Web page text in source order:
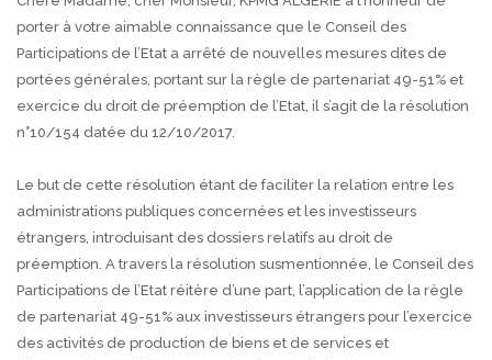
porter à votre aimable connaissance que le Conseil des
Participations de l’Etat a arrêté de nouvelles mesures dites de
portées générales, portant sur la règle de partenariat 49-51% et
exercice du droit de préemption de l’Etat, il s’agit de la résolution
n°10/154 datée du 12/10/2017.
Le but de cette résolution étant de faciliter la relation entre les
administrations publiques concernées et les investisseurs
étrangers, introduisant des dossiers relatifs au droit de
préemption. A travers la résolution susmentionnée, le Conseil des
Participations de l’Etat réitère d’une part, l’application de la règle
de partenariat 49-51% aux investisseurs étrangers pour l’exercice
des activités de production de biens et de services et